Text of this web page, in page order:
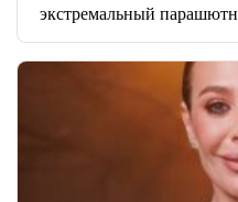
экстремальный